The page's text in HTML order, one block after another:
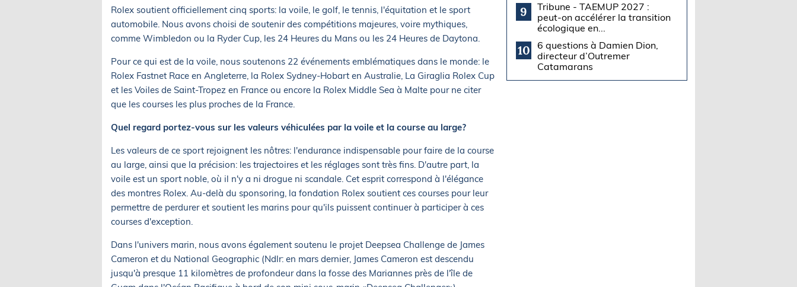
Rolex soutient officiellement cinq sports: la voile, le golf, le tennis, l'équitation et le sport
automobile. Nous avons choisi de soutenir des compétitions majeures, voire mythiques,
comme Wimbledon ou la Ryder Cup, les 24 Heures du Mans ou les 24 Heures de Daytona.
Pour ce qui est de la voile, nous soutenons 22 événements emblématiques dans le monde: le
Rolex Fastnet Race en Angleterre, la Rolex Sydney-Hobart en Australie, La Giraglia Rolex Cup
et les Voiles de Saint-Tropez en France ou encore la Rolex Middle Sea à Malte pour ne citer
que les courses les plus proches de la France.
Quel regard portez-vous sur les valeurs véhiculées par la voile et la course au large?
Les valeurs de ce sport rejoignent les nôtres: l'endurance indispensable pour faire de la course
au large, ainsi que la précision: les trajectoires et les réglages sont très fins. D'autre part, la
voile est un sport noble, où il n'y a ni drogue ni scandale. Cet esprit correspond à l'élégance
des montres Rolex. Au-delà du sponsoring, la fondation Rolex soutient ces courses pour leur
permettre de perdurer et soutient les marins pour qu'ils puissent continuer à participer à ces
courses d'exception.
Dans l'univers marin, nous avons également soutenu le projet Deepsea Challenge de James
Cameron et du National Geographic (Ndlr: en mars dernier, James Cameron est descendu
jusqu'à presque 11 kilomètres de profondeur dans la fosse des Mariannes près de l'île de
9
Tribune - TAEMUP 2027 :
peut-on accélérer la transition
écologique en...
10
6 questions à Damien Dion,
directeur d’Outremer
Catamarans